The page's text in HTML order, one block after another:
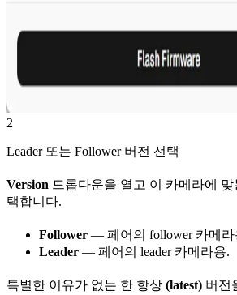
2
Leader 또는 Follower 버전 선택
Version 드롭다운을 열고 이 카메라에
택합니다.
Follower — 페어의 follower 카메라
Leader — 페어의 leader 카메라용.
특별한 이유가 없는 한 항상 (latest) 버전